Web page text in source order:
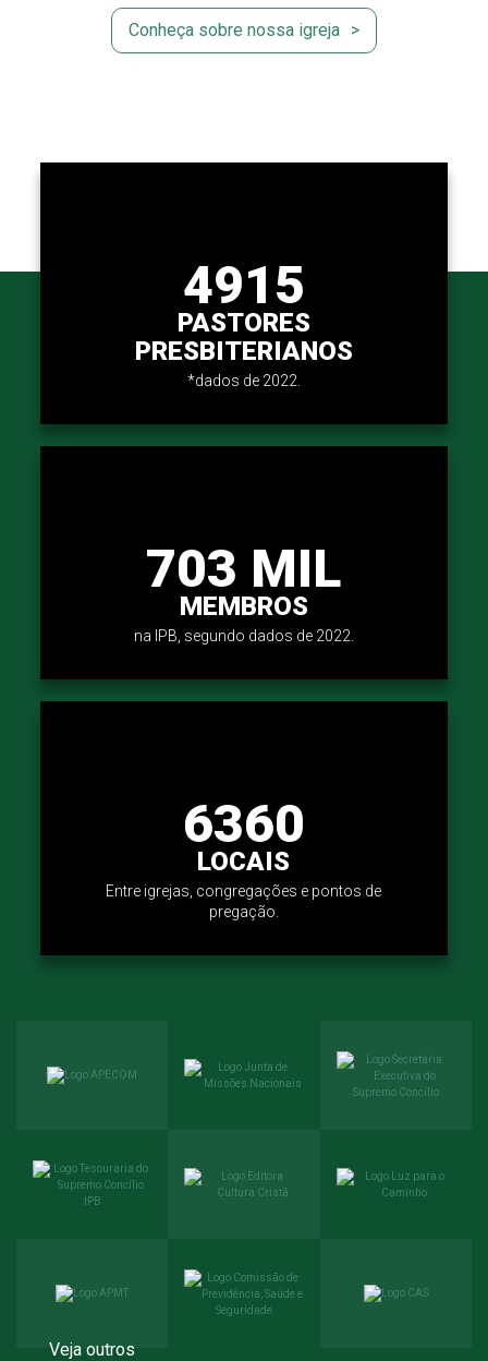
Conheça sobre nossa igreja
4915
PASTORES
PRESBITERIANOS
*dados de 2022.
703 MIL
MEMBROS
na IPB, segundo dados de 2022.
6360
LOCAIS
Entre igrejas, congregações e pontos de
pregação.
Veja outros